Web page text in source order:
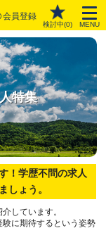
会員登録
検討中(0) MENU
特集
！学歴不問の求人
しょう。
しています。
に期待するという姿勢